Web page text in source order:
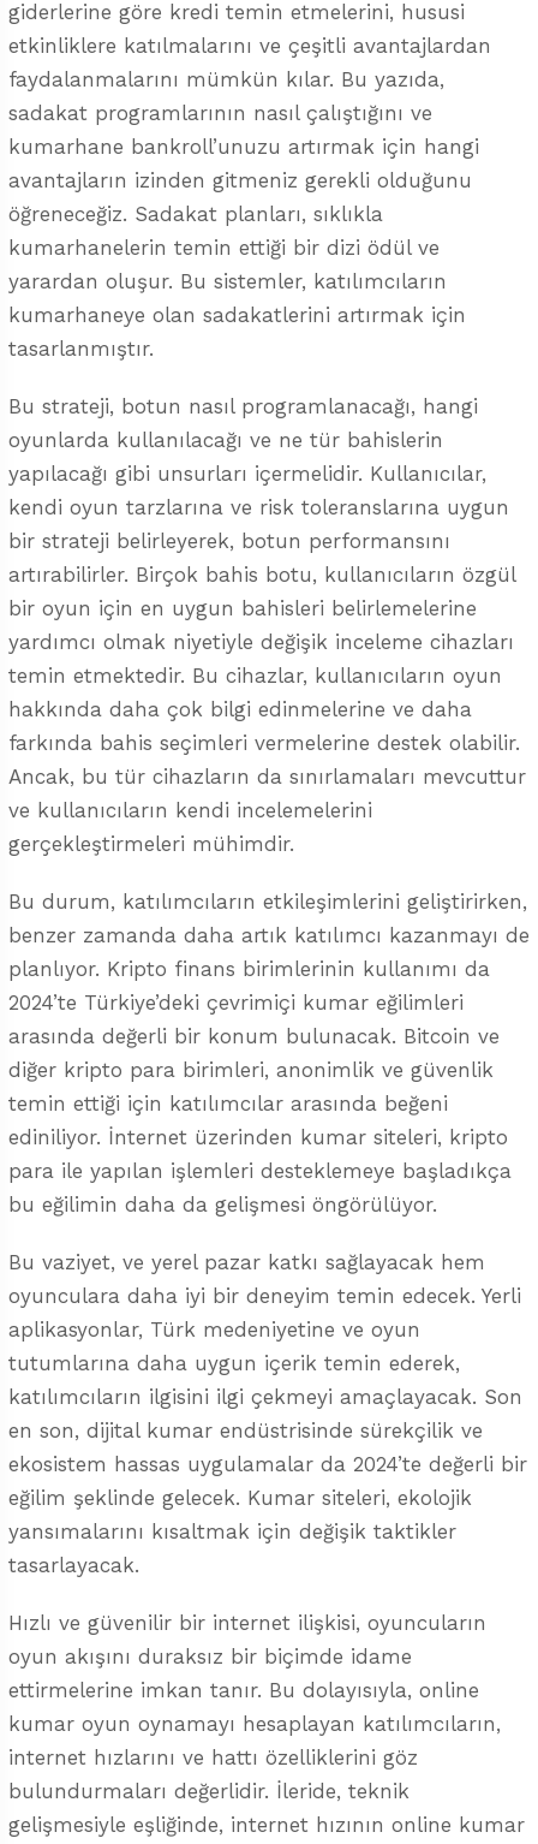
giderlerine göre kredi temin etmelerini, hususi
etkinliklere katılmalarını ve çeşitli avantajlardan
faydalanmalarını mümkün kılar. Bu yazıda,
sadakat programlarının nasıl çalıştığını ve
kumarhane bankroll’unuzu artırmak için hangi
avantajların izinden gitmeniz gerekli olduğunu
öğreneceğiz. Sadakat planları, sıklıkla
kumarhanelerin temin ettiği bir dizi ödül ve
yarardan oluşur. Bu sistemler, katılımcıların
kumarhaneye olan sadakatlerini artırmak için
tasarlanmıştır.
Bu strateji, botun nasıl programlanacağı, hangi
oyunlarda kullanılacağı ve ne tür bahislerin
yapılacağı gibi unsurları içermelidir. Kullanıcılar,
kendi oyun tarzlarına ve risk toleranslarına uygun
bir strateji belirleyerek, botun performansını
artırabilirler. Birçok bahis botu, kullanıcıların özgül
bir oyun için en uygun bahisleri belirlemelerine
yardımcı olmak niyetiyle değişik inceleme cihazları
temin etmektedir. Bu cihazlar, kullanıcıların oyun
hakkında daha çok bilgi edinmelerine ve daha
farkında bahis seçimleri vermelerine destek olabilir.
Ancak, bu tür cihazların da sınırlamaları mevcuttur
ve kullanıcıların kendi incelemelerini
gerçekleştirmeleri mühimdir.
Bu durum, katılımcıların etkileşimlerini geliştirirken,
benzer zamanda daha artık katılımcı kazanmayı de
planlıyor. Kripto finans birimlerinin kullanımı da
2024’te Türkiye’deki çevrimiçi kumar eğilimleri
arasında değerli bir konum bulunacak. Bitcoin ve
diğer kripto para birimleri, anonimlik ve güvenlik
temin ettiği için katılımcılar arasında beğeni
ediniliyor. İnternet üzerinden kumar siteleri, kripto
para ile yapılan işlemleri desteklemeye başladıkça
bu eğilimin daha da gelişmesi öngörülüyor.
Bu vaziyet, ve yerel pazar katkı sağlayacak hem
oyunculara daha iyi bir deneyim temin edecek. Yerli
aplikasyonlar, Türk medeniyetine ve oyun
tutumlarına daha uygun içerik temin ederek,
katılımcıların ilgisini ilgi çekmeyi amaçlayacak. Son
en son, dijital kumar endüstrisinde sürekçilik ve
ekosistem hassas uygulamalar da 2024’te değerli bir
eğilim şeklinde gelecek. Kumar siteleri, ekolojik
yansımalarını kısaltmak için değişik taktikler
tasarlayacak.
Hızlı ve güvenilir bir internet ilişkisi, oyuncuların
oyun akışını duraksız bir biçimde idame
ettirmelerine imkan tanır. Bu dolayısıyla, online
kumar oyun oynamayı hesaplayan katılımcıların,
internet hızlarını ve hattı özelliklerini göz
bulundurmaları değerlidir. İleride, teknik
gelişmesiyle eşliğinde, internet hızının online kumar